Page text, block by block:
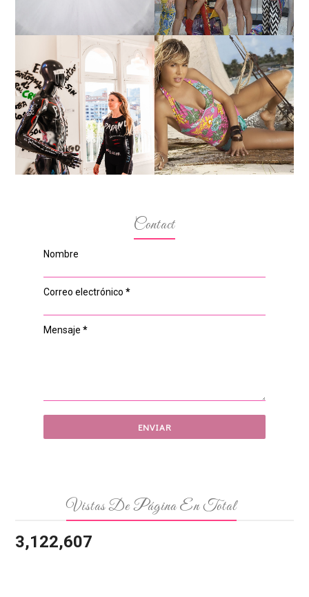
MARGA GONZÁLEZ Y
ELIA FERNÁNDEZ
DIALOGAN EN ESPACIO
DEL ANONIMATO, LA
CASA ROSA DE OVIEDO
LA ALTURA DE LAS
MODELOS MAS
BAJITAS
Contact
Nombre
Correo electrónico *
Mensaje *
Vistas De Página En Total
3,122,607